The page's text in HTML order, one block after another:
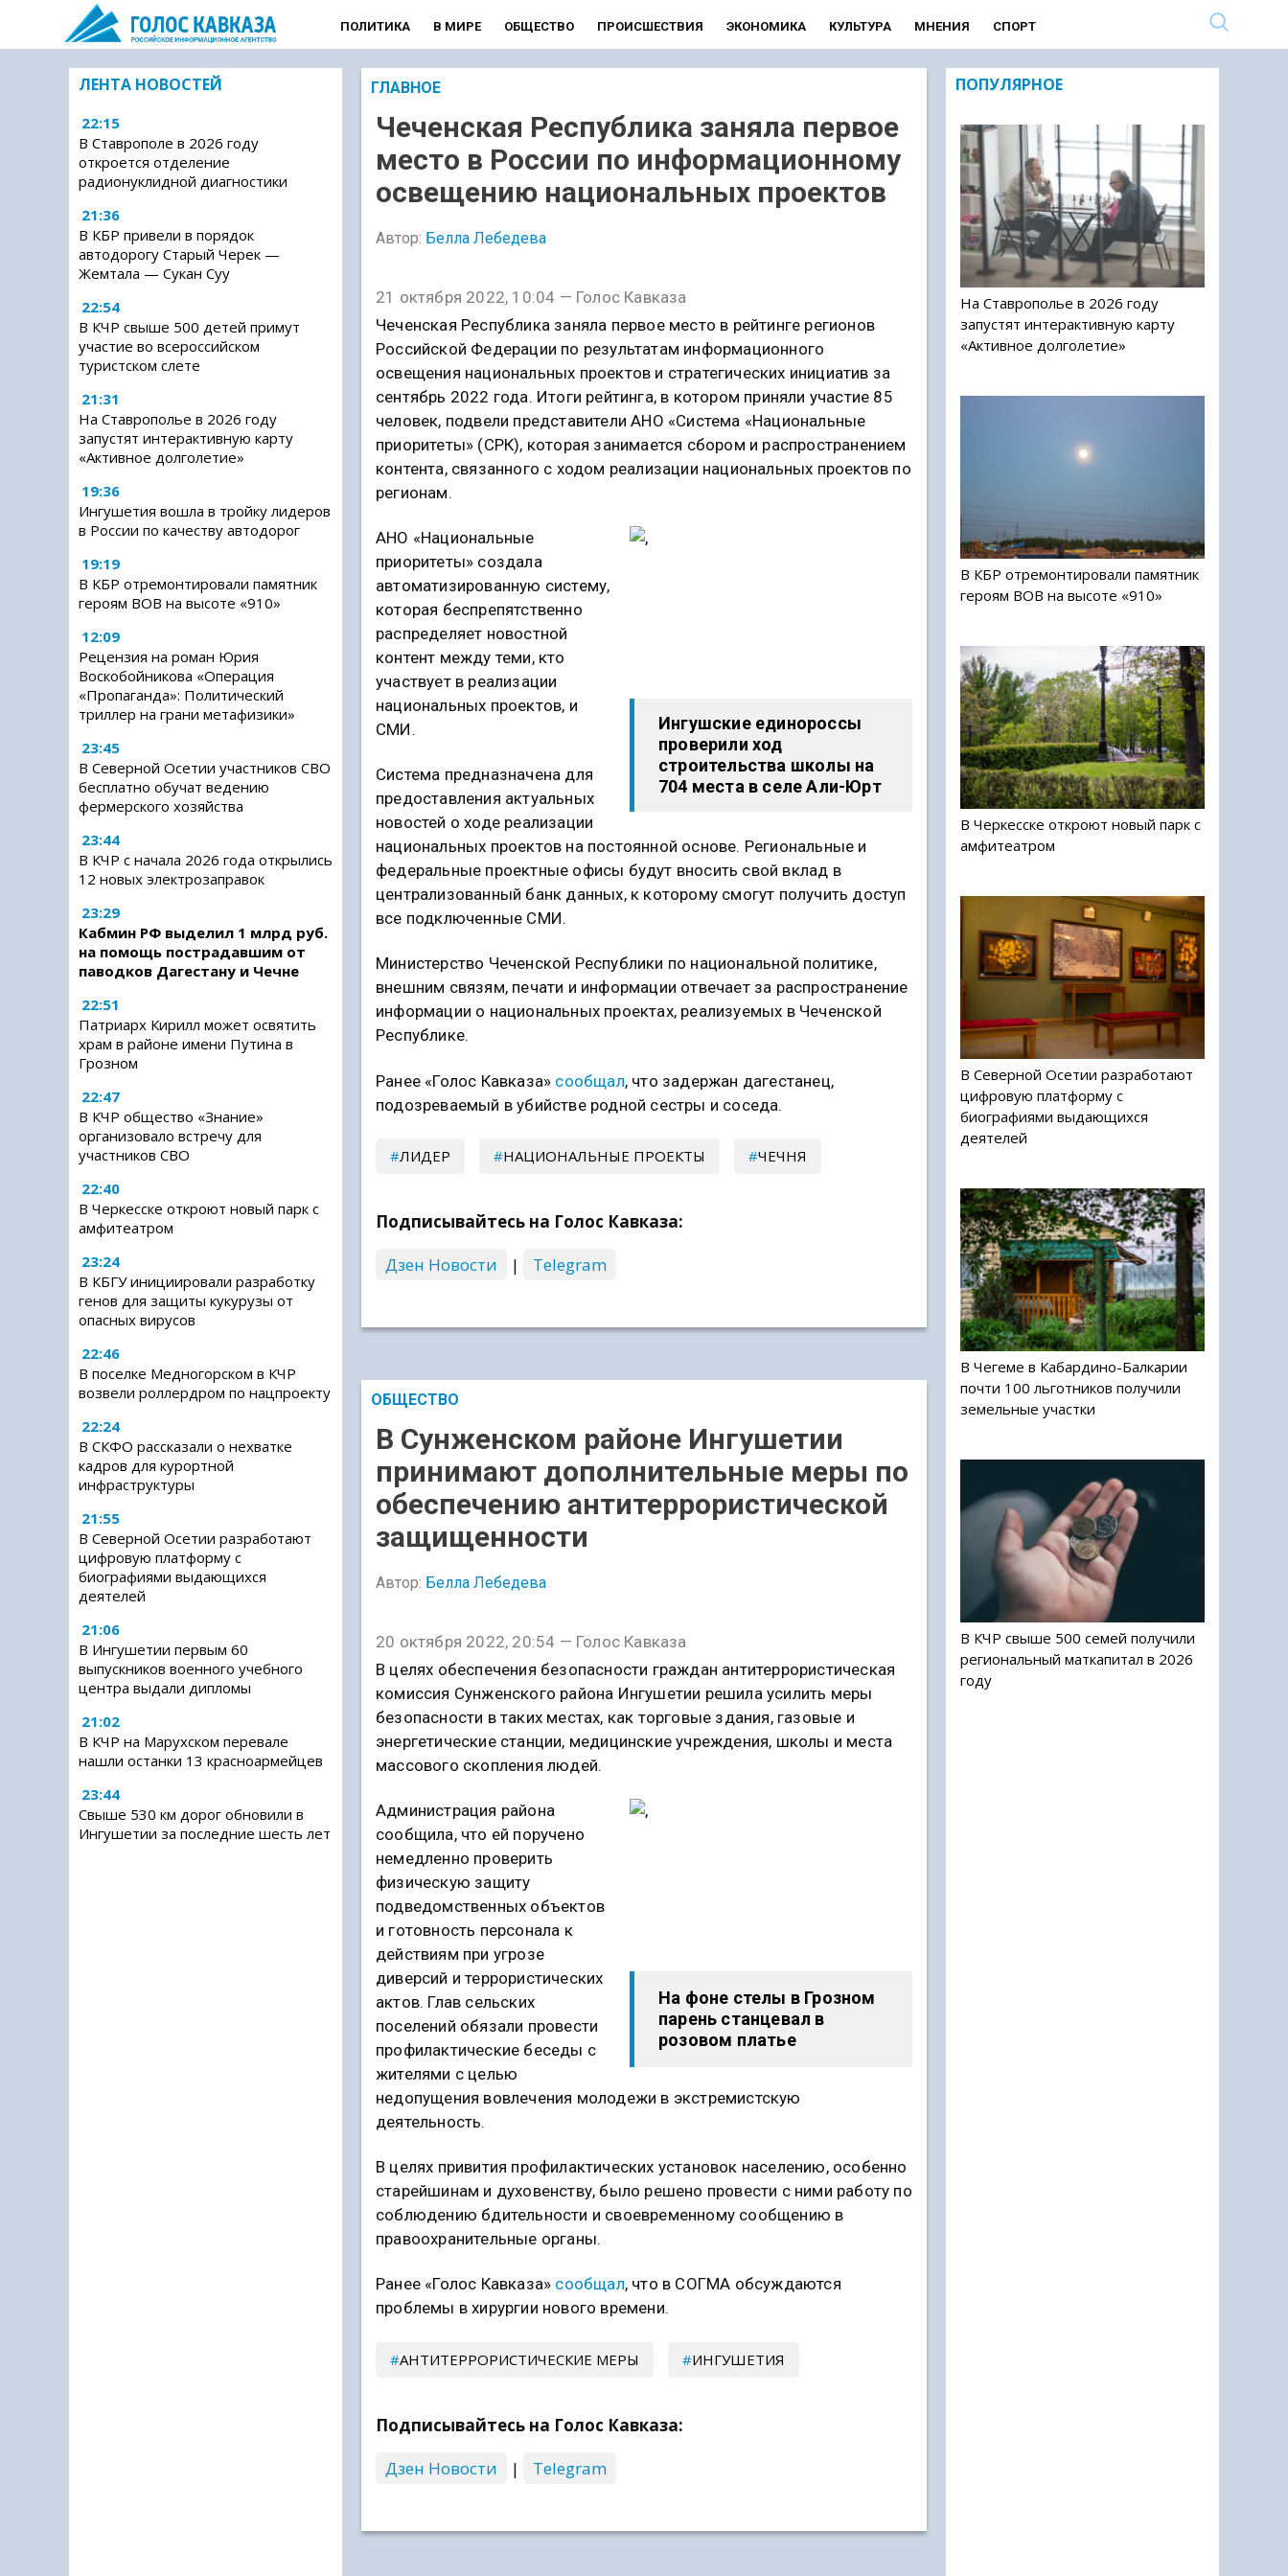
ПОЛИТИКА В МИРЕ ОБЩЕСТВО ПРОИСШЕСТВИЯ ЭКОНОМИКА КУЛЬТУРА МНЕНИЯ СПОРТ
ЛЕНТА НОВОСТЕЙ
22:15
В Ставрополе в 2026 году
откроется отделение
радионуклидной диагностики
21:36
В КБР привели в порядок
автодорогу Старый Черек —
Жемтала — Сукан Суу
22:54
В КЧР свыше 500 детей примут
участие во всероссийском
туристском слете
21:31
На Ставрополье в 2026 году
запустят интерактивную карту
«Активное долголетие»
19:36
Ингушетия вошла в тройку лидеров
в России по качеству автодорог
19:19
В КБР отремонтировали памятник
героям ВОВ на высоте «910»
12:09
Рецензия на роман Юрия
Воскобойникова «Операция
«Пропаганда»: Политический
триллер на грани метафизики»
23:45
В Северной Осетии участников СВО
бесплатно обучат ведению
фермерского хозяйства
23:44
В КЧР с начала 2026 года открылись
12 новых электрозаправок
23:29
Кабмин РФ выделил 1 млрд руб.
на помощь пострадавшим от
паводков Дагестану и Чечне
22:51
Патриарх Кирилл может освятить
храм в районе имени Путина в
Грозном
22:47
В КЧР общество «Знание»
организовало встречу для
участников СВО
22:40
В Черкесске откроют новый парк с
амфитеатром
23:24
В КБГУ инициировали разработку
генов для защиты кукурузы от
опасных вирусов
22:46
В поселке Медногорском в КЧР
возвели роллердром по нацпроекту
22:24
В СКФО рассказали о нехватке
кадров для курортной
инфраструктуры
21:55
В Северной Осетии разработают
цифровую платформу с
биографиями выдающихся
деятелей
21:06
В Ингушетии первым 60
выпускников военного учебного
центра выдали дипломы
21:02
В КЧР на Марухском перевале
нашли останки 13 красноармейцев
23:44
Свыше 530 км дорог обновили в
Ингушетии за последние шесть лет
ГЛАВНОЕ
Чеченская Республика заняла первое
место в России по информационному
освещению национальных проектов
Автор: Белла Лебедева
21 октября 2022, 10:04 — Голос Кавказа
Чеченская Республика заняла первое место в рейтинге регионов
Российской Федерации по результатам информационного
освещения национальных проектов и стратегических инициатив за
сентябрь 2022 года. Итоги рейтинга, в котором приняли участие 85
человек, подвели представители АНО «Система «Национальные
приоритеты» (СРК), которая занимается сбором и распространением
контента, связанного с ходом реализации национальных проектов по
регионам.
Ингушские единороссы
проверили ход
строительства школы на
704 места в селе Али-Юрт
АНО «Национальные
приоритеты» создала
автоматизированную систему,
которая беспрепятственно
распределяет новостной
контент между теми, кто
участвует в реализации
национальных проектов, и
СМИ.
Система предназначена для
предоставления актуальных
новостей о ходе реализации
национальных проектов на постоянной основе. Региональные и
федеральные проектные офисы будут вносить свой вклад в
централизованный банк данных, к которому смогут получить доступ
все подключенные СМИ.
Министерство Чеченской Республики по национальной политике,
внешним связям, печати и информации отвечает за распространение
информации о национальных проектах, реализуемых в Чеченской
Республике.
Ранее «Голос Кавказа» сообщал, что задержан дагестанец,
подозреваемый в убийстве родной сестры и соседа.
ЛИДЕР НАЦИОНАЛЬНЫЕ ПРОЕКТЫ ЧЕЧНЯ
Подписывайтесь на Голос Кавказа:
Дзен Новости
| Telegram
ОБЩЕСТВО
В Сунженском районе Ингушетии
принимают дополнительные меры по
обеспечению антитеррористической
защищенности
Автор: Белла Лебедева
20 октября 2022, 20:54 — Голос Кавказа
В целях обеспечения безопасности граждан антитеррористическая
комиссия Сунженского района Ингушетии решила усилить меры
безопасности в таких местах, как торговые здания, газовые и
энергетические станции, медицинские учреждения, школы и места
массового скопления людей.
На фоне стелы в Грозном
парень станцевал в
розовом платье
Администрация района
сообщила, что ей поручено
немедленно проверить
физическую защиту
подведомственных объектов
и готовность персонала к
действиям при угрозе
диверсий и террористических
актов. Глав сельских
поселений обязали провести
профилактические беседы с
жителями с целью
недопущения вовлечения молодежи в экстремистскую
деятельность.
В целях привития профилактических установок населению, особенно
старейшинам и духовенству, было решено провести с ними работу по
соблюдению бдительности и своевременному сообщению в
правоохранительные органы.
Ранее «Голос Кавказа» сообщал, что в СОГМА обсуждаются
проблемы в хирургии нового времени.
АНТИТЕРРОРИСТИЧЕСКИЕ МЕРЫ ИНГУШЕТИЯ
Подписывайтесь на Голос Кавказа:
Дзен Новости
| Telegram
ПОПУЛЯРНОЕ
На Ставрополье в 2026 году
запустят интерактивную карту
«Активное долголетие»
В КБР отремонтировали памятник
героям ВОВ на высоте «910»
В Черкесске откроют новый парк с
амфитеатром
В Северной Осетии разработают
цифровую платформу с
биографиями выдающихся
деятелей
В Чегеме в Кабардино-Балкарии
почти 100 льготников получили
земельные участки
В КЧР свыше 500 семей получили
региональный маткапитал в 2026
году